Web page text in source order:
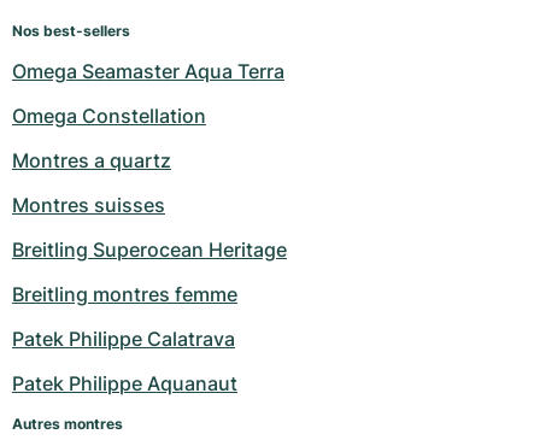
Nos best-sellers
Omega Seamaster Aqua Terra
Omega Constellation
Montres a quartz
Montres suisses
Breitling Superocean Heritage
Breitling montres femme
Patek Philippe Calatrava
Patek Philippe Aquanaut
Autres montres